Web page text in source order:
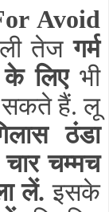
Avoid
तेजगर्म
लिए भी
सकते हैं. लू
ठंडा
चम्मच
लें. इसके